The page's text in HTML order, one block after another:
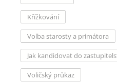
Křížkování
Volba starosty a primátora
Jak kandidovat do
Voličský průkaz